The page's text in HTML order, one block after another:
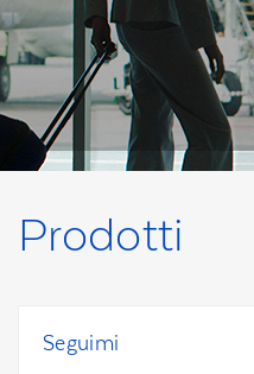
Prodotti
Seguimi